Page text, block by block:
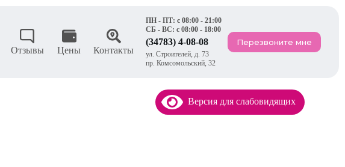
Отзывы Цены Контакты
ПН - ПТ: с 08:00 - 21:00
СБ - ВС: с 08:00 - 18:00
(34783) 4-08-08
ул. Строителей, д. 73
пр. Комсомольский, 32
Перезвоните мне
Версия для слабовидящих